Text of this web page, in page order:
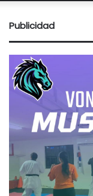
Publicidad